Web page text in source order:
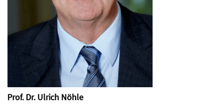
Prof. Dr. Ulrich Nöhle